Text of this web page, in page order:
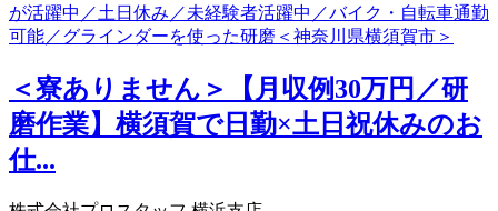
＜寮ありません＞【月収例30万円／研
磨作業】横須賀で日勤×土日祝休みのお
仕...